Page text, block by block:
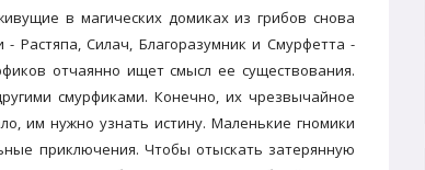
в магических домиках из грибов снова
Растяпа, Силач, Благоразумник и Смурфетта -
отчаянно ищет смысл ее существования.
смурфиками. Конечно, их чрезвычайное
им нужно узнать истину. Маленькие гномики
приключения. Чтобы отыскать затерянную